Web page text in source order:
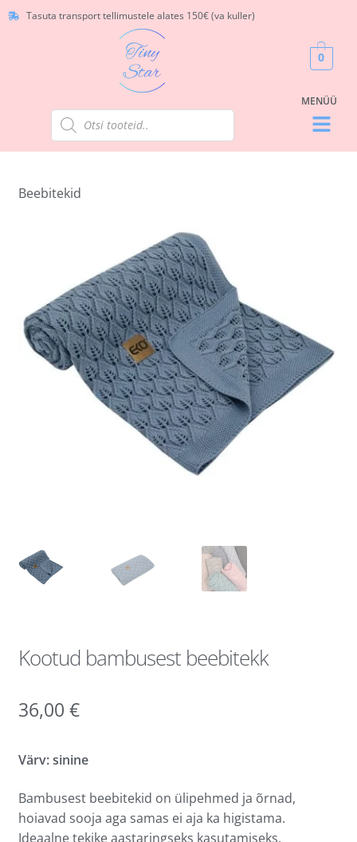
Tasuta transport tellimustele alates 150€ (va kuller)
0
Beebitekid
Kootud bambusest beebitekk
36,00 €
Värv: sinine
Bambusest beebitekid on ülipehmed ja õrnad,
hoiavad sooja aga samas ei aja ka higistama.
Ideaalne tekike aastaringseks kasutamiseks.